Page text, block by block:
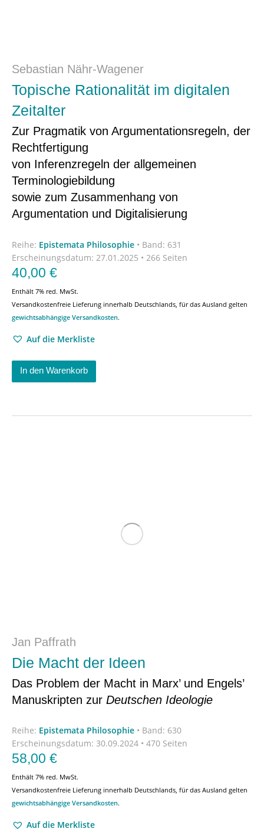
Sebastian Nähr-Wagener
Topische Rationalität im digitalen
Zeitalter
Zur Pragmatik von Argumentationsregeln, der
Recht­fertigung
von Inferenzregeln der allgemeinen
Terminologiebildung
sowie zum Zusammenhang von
Argumentation und Digitalisierung
Reihe: Epistemata Philosophie • Band: 631
Erscheinungsdatum: 27.01.2025 • 266 Seiten
40,00 €
Enthält 7% red. MwSt.
Versandkostenfreie Lieferung innerhalb Deutschlands, für das Ausland gelten
gewichtsabhängige Versandkosten.
Auf die Merkliste
In den Warenkorb
Jan Paffrath
Die Macht der Ideen
Das Problem der Macht in Marx’ und Engels’
Manuskripten zur Deutschen Ideologie
Reihe: Epistemata Philosophie • Band: 630
Erscheinungsdatum: 30.09.2024 • 470 Seiten
58,00 €
Enthält 7% red. MwSt.
Versandkostenfreie Lieferung innerhalb Deutschlands, für das Ausland gelten
gewichtsabhängige Versandkosten.
Auf die Merkliste